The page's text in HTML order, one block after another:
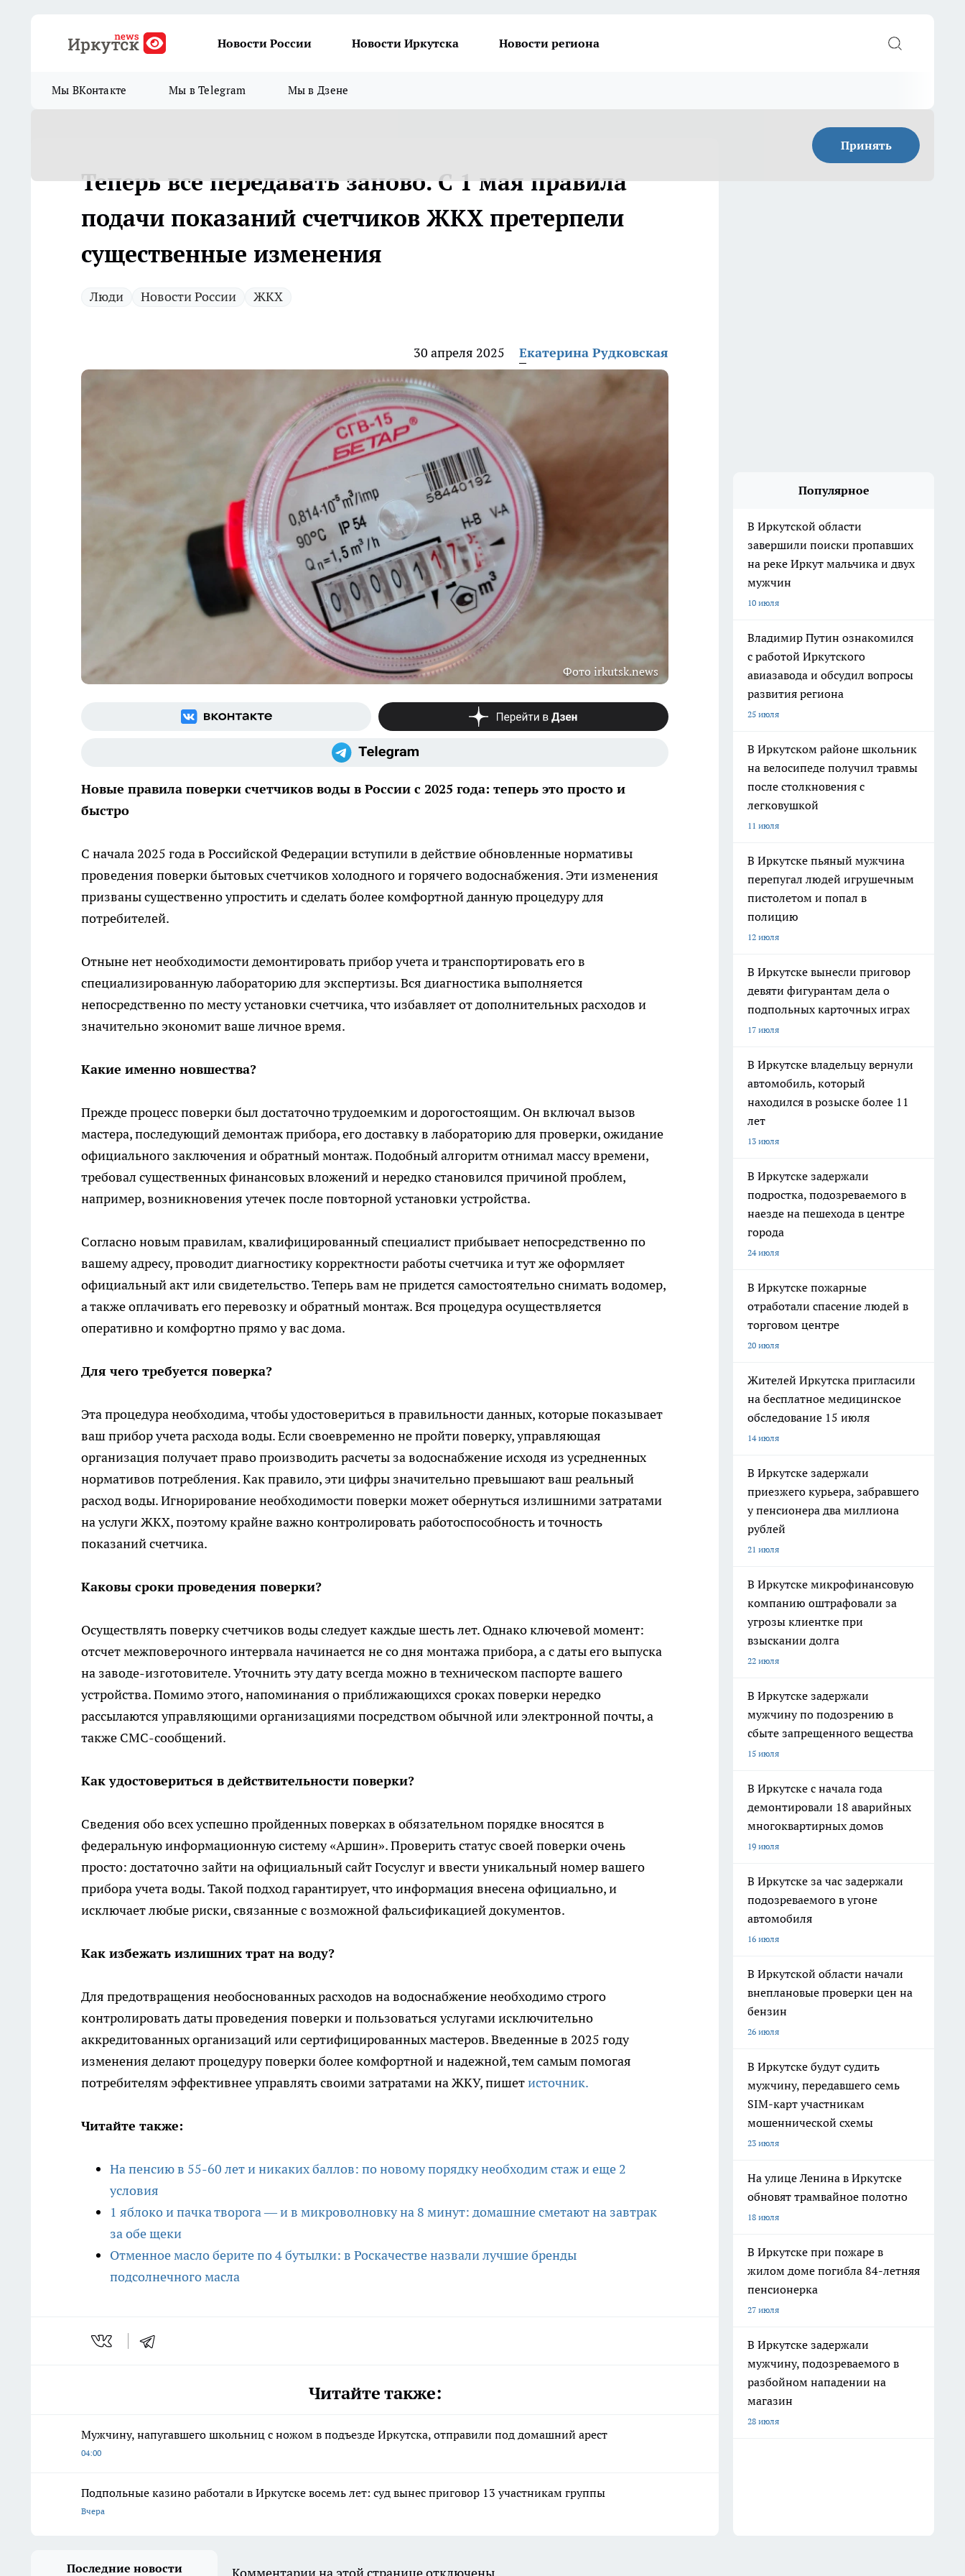
Новости России Новости Иркутска Новости региона
Мы ВКонтакте Мы в Telegram Мы в Дзене
Принять
Теперь все передавать заново. С 1 мая правила
подачи показаний счетчиков ЖКХ претерпели
существенные изменения
Люди Новости России ЖКХ
30 апреля 2025 Екатерина Рудковская
Фото irkutsk.news
Новые правила поверки счетчиков воды в России с 2025 года: теперь это просто и
быстро
С начала 2025 года в Российской Федерации вступили в действие обновленные нормативы
проведения поверки бытовых счетчиков холодного и горячего водоснабжения. Эти изменения
призваны существенно упростить и сделать более комфортной данную процедуру для
потребителей.
Отныне нет необходимости демонтировать прибор учета и транспортировать его в
специализированную лабораторию для экспертизы. Вся диагностика выполняется
непосредственно по месту установки счетчика, что избавляет от дополнительных расходов и
значительно экономит ваше личное время.
Какие именно новшества?
Прежде процесс поверки был достаточно трудоемким и дорогостоящим. Он включал вызов
мастера, последующий демонтаж прибора, его доставку в лабораторию для проверки, ожидание
официального заключения и обратный монтаж. Подобный алгоритм отнимал массу времени,
требовал существенных финансовых вложений и нередко становился причиной проблем,
например, возникновения утечек после повторной установки устройства.
Согласно новым правилам, квалифицированный специалист прибывает непосредственно по
вашему адресу, проводит диагностику корректности работы счетчика и тут же оформляет
официальный акт или свидетельство. Теперь вам не придется самостоятельно снимать водомер,
а также оплачивать его перевозку и обратный монтаж. Вся процедура осуществляется
оперативно и комфортно прямо у вас дома.
Для чего требуется поверка?
Эта процедура необходима, чтобы удостовериться в правильности данных, которые показывает
ваш прибор учета расхода воды. Если своевременно не пройти поверку, управляющая
организация получает право производить расчеты за водоснабжение исходя из усредненных
нормативов потребления. Как правило, эти цифры значительно превышают ваш реальный
расход воды. Игнорирование необходимости поверки может обернуться излишними затратами
на услуги ЖКХ, поэтому крайне важно контролировать работоспособность и точность
показаний счетчика.
Каковы сроки проведения поверки?
Осуществлять поверку счетчиков воды следует каждые шесть лет. Однако ключевой момент:
отсчет межповерочного интервала начинается не со дня монтажа прибора, а с даты его выпуска
на заводе-изготовителе. Уточнить эту дату всегда можно в техническом паспорте вашего
устройства. Помимо этого, напоминания о приближающихся сроках поверки нередко
рассылаются управляющими организациями посредством обычной или электронной почты, а
также СМС-сообщений.
Как удостовериться в действительности поверки?
Сведения обо всех успешно пройденных поверках в обязательном порядке вносятся в
федеральную информационную систему «Аршин». Проверить статус своей поверки очень
просто: достаточно зайти на официальный сайт Госуслуг и ввести уникальный номер вашего
прибора учета воды. Такой подход гарантирует, что информация внесена официально, и
исключает любые риски, связанные с возможной фальсификацией документов.
Как избежать излишних трат на воду?
Для предотвращения необоснованных расходов на водоснабжение необходимо строго
контролировать даты проведения поверки и пользоваться услугами исключительно
аккредитованных организаций или сертифицированных мастеров. Введенные в 2025 году
изменения делают процедуру поверки более комфортной и надежной, тем самым помогая
потребителям эффективнее управлять своими затратами на ЖКУ, пишетисточник.
Читайте также:
На пенсию в 55-60 лет и никаких баллов: по новому порядку необходим стаж и еще 2
условия
1 яблоко и пачка творога — и в микроволновку на 8 минут: домашние сметают на завтрак
за обе щеки
Отменное масло берите по 4 бутылки: в Роскачестве назвали лучшие бренды
подсолнечного масла
Читайте также:
Мужчину, напугавшего школьниц с ножом в подъезде Иркутска, отправили под домашний арест
04:00
Подпольные казино работали в Иркутске восемь лет: суд вынес приговор 13 участникам группы
Вчера
Популярное
В Иркутской области
завершили поиски пропавших
на реке Иркут мальчика и двух
мужчин
10 июля
Владимир Путин ознакомился
с работой Иркутского
авиазавода и обсудил вопросы
развития региона
25 июля
В Иркутском районе школьник
на велосипеде получил травмы
после столкновения с
легковушкой
11 июля
В Иркутске пьяный мужчина
перепугал людей игрушечным
пистолетом и попал в
полицию
12 июля
В Иркутске вынесли приговор
девяти фигурантам дела о
подпольных карточных играх
17 июля
В Иркутске владельцу вернули
автомобиль, который
находился в розыске более 11
лет
13 июля
В Иркутске задержали
подростка, подозреваемого в
наезде на пешехода в центре
города
24 июля
В Иркутске пожарные
отработали спасение людей в
торговом центре
20 июля
Жителей Иркутска пригласили
на бесплатное медицинское
обследование 15 июля
14 июля
В Иркутске задержали
приезжего курьера, забравшего
у пенсионера два миллиона
рублей
21 июля
В Иркутске микрофинансовую
компанию оштрафовали за
угрозы клиентке при
взыскании долга
22 июля
В Иркутске задержали
мужчину по подозрению в
сбыте запрещенного вещества
15 июля
В Иркутске с начала года
демонтировали 18 аварийных
многоквартирных домов
19 июля
В Иркутске за час задержали
подозреваемого в угоне
автомобиля
16 июля
В Иркутской области начали
внеплановые проверки цен на
бензин
26 июля
В Иркутске будут судить
мужчину, передавшего семь
SIM-карт участникам
мошеннической схемы
23 июля
На улице Ленина в Иркутске
обновят трамвайное полотно
18 июля
В Иркутске при пожаре в
жилом доме погибла 84-летняя
пенсионерка
27 июля
В Иркутске задержали
мужчину, подозреваемого в
разбойном нападении на
магазин
28 июля
Последние новости